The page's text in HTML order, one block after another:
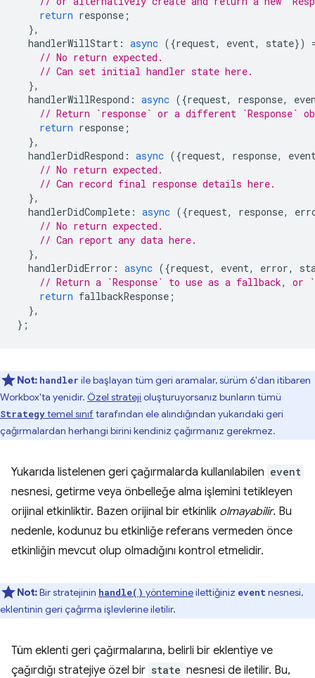
return response ;
},
handlerWillStart : async ({request, event, state})
// No return expected.
// Can set initial handler state here.
},
handlerWillRespond : async ({request, response,
// Return `response` or a different `Response`
return response ;
},
handlerDidRespond : async ({request, response,
// No return expected.
// Can record final response details here.
},
handlerDidComplete : async ({request, response,
// No return expected.
// Can report any data here.
},
handlerDidError : async ({request, event, error,
// Return a `Response` to use as a fallback, or
return fallbackResponse ;
},
};
Not: handler ile başlayan tüm geri aramalar, sürüm 6'dan itibaren
Workbox'ta yenidir. Özel strateji oluşturuyorsanız bunların tümü
Strategytemel sınıftarafından ele alındığından yukarıdaki geri
çağırmalardan herhangi birini kendiniz çağırmanız gerekmez.
Yukarıda listelenen geri çağırmalarda kullanılabilen event
nesnesi, getirme veya önbelleğe alma işlemini tetikleyen
orijinal etkinliktir. Bazen orijinal bir etkinlik olmayabilir. Bu
nedenle, kodunuz bu etkinliğe referans vermeden önce
etkinliğin mevcut olup olmadığını kontrol etmelidir.
Not:Bir stratejinin handle() yöntemineilettiğiniz event nesnesi,
eklentinin geri çağırma işlevlerine iletilir.
Tüm eklenti geri çağırmalarına, belirli bir eklentiye ve
çağırdığı stratejiye özel bir state nesnesi de iletilir. Bu,